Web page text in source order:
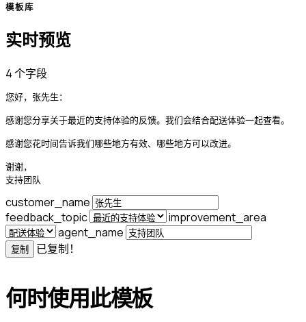
模板库
实时预览
4 个字段
您好，张先生：
感谢您分享关于最近的支持体验的反馈。我们会结合配送体验一起查看。
感谢您花时间告诉我们哪些地方有效、哪些地方可以改进。
谢谢，
支持团队
customer_name
feedback_topic
improvement_area
agent_name
复制 已复制！
何时使用此模板